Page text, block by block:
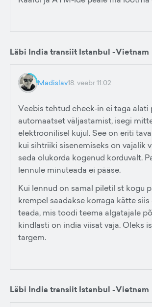
Läbi India transiit Istanbul -Vietnam
Madislav18. veebr 11:02
Veebis tehtud check‑in ei taga alati
automaatset väljastamist, isegi
elektroonilisel kujul. See on eriti
kui sihtriiki sisenemiseks on vajalik
seda olukorda kogenud korduvalt.
lennule minuteada ei pääse.
Kui lennud on samal piletil st kogu
krempel saadakse korraga kätte
teada, mis toodi teema algatajale
kindlasti on india viisat vaja. Oleks
targem.
Läbi India transiit Istanbul -Vietnam